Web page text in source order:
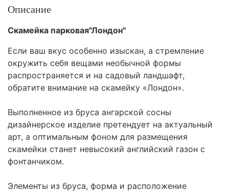
Описание
Скамейка парковая"Лондон"
Если ваш вкус особенно изыскан, а стремление
окружить себя вещами необычной формы
распространяется и на садовый ландшафт,
обратите внимание на скамейку «Лондон».
Выполненное из бруса ангарской сосны
дизайнерское изделие претендует на актуальный
арт, а оптимальным фоном для размещения
скамейки станет невысокий английский газон с
фонтанчиком.
Элементы из бруса, форма и расположение